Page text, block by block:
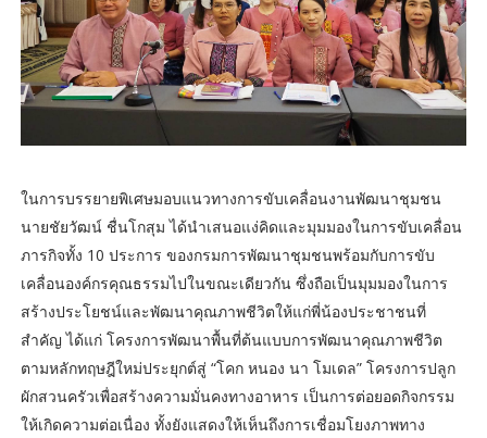
ในการบรรยายพิเศษมอบแนวทางการขับเคลื่อนงานพัฒนาชุมชน
นายชัยวัฒน์ ชื่นโกสุม ได้นำเสนอแง่คิดและมุมมองในการขับเคลื่อน
ภารกิจทั้ง 10 ประการ ของกรมการพัฒนาชุมชนพร้อมกับการขับ
เคลื่อนองค์กรคุณธรรมไปในขณะเดียวกัน ซึ่งถือเป็นมุมมองในการ
สร้างประโยชน์และพัฒนาคุณภาพชีวิตให้แก่พี่น้องประชาชนที่
สำคัญ ได้แก่ โครงการพัฒนาพื้นที่ต้นแบบการพัฒนาคุณภาพชีวิต
ตามหลักทฤษฎีใหม่ประยุกต์สู่ “โคก หนอง นา โมเดล” โครงการปลูก
ผักสวนครัวเพื่อสร้างความมั่นคงทางอาหาร เป็นการต่อยอดกิจกรรม
ให้เกิดความต่อเนื่อง ทั้งยังแสดงให้เห็นถึงการเชื่อมโยงภาพทาง